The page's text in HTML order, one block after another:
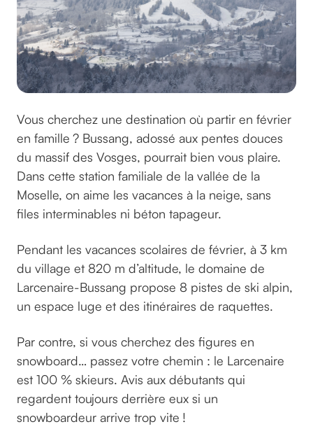
Vous cherchez une destination où partir en février
en famille ? Bussang, adossé aux pentes douces
du massif des Vosges, pourrait bien vous plaire.
Dans cette station familiale de la vallée de la
Moselle, on aime les vacances à la neige, sans
files interminables ni béton tapageur.
Pendant les vacances scolaires de février, à 3 km
du village et 820 m d’altitude, le domaine de
Larcenaire-Bussang propose 8 pistes de ski alpin,
un espace luge et des itinéraires de raquettes.
Par contre, si vous cherchez des figures en
snowboard… passez votre chemin : le Larcenaire
est 100 % skieurs. Avis aux débutants qui
regardent toujours derrière eux si un
snowboardeur arrive trop vite !